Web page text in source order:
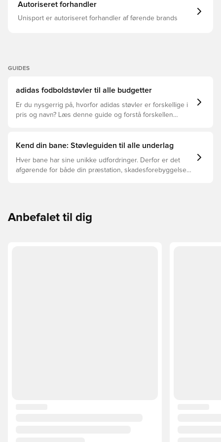
Autoriseret forhandler
Unisport er autoriseret forhandler af førende brands
GUIDES
adidas fodboldstøvler til alle budgetter
Er du nysgerrig på, hvorfor adidas støvler er forskellige i
pris og navn? Læs denne guide og forstå forskellen
Kend din bane: Støvleguiden til alle underlag
Hver bane har sine unikke udfordringer. Derfor er det
afgørende for både din præstation, skadesforebyggelse
Anbefalet til dig